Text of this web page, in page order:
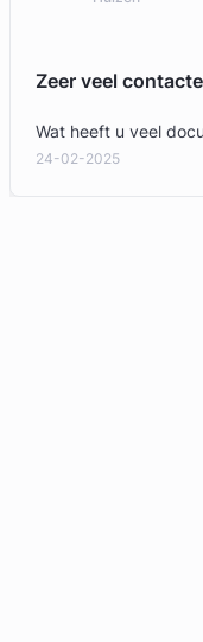
Zeer veel
Wat heeft u veel
24-02-2025